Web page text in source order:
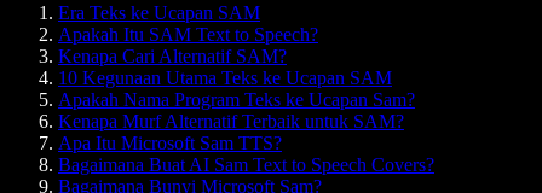
Era Teks ke Ucapan SAM
Apakah Itu SAM Text to Speech?
Kenapa Cari Alternatif SAM?
10 Kegunaan Utama Teks ke Ucapan SAM
Apakah Nama Program Teks ke Ucapan Sam?
Kenapa Murf Alternatif Terbaik untuk SAM?
Apa Itu Microsoft Sam TTS?
Bagaimana Buat AI Sam Text to Speech Covers?
Bagaimana Bunyi Microsoft Sam?